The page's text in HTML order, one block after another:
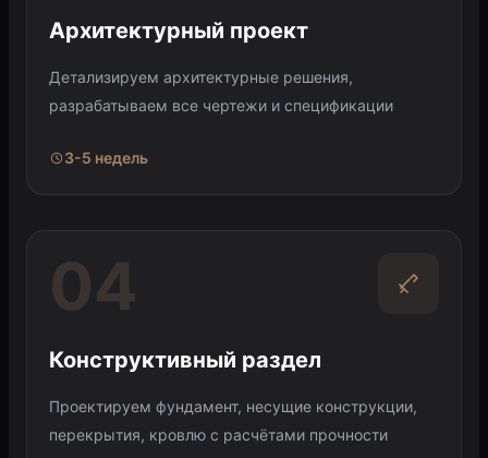
Архитектурный проект
Детализируем архитектурные решения,
разрабатываем все чертежи и спецификации
3-5 недель
04
Конструктивный раздел
Проектируем фундамент, несущие конструкции,
перекрытия, кровлю с расчётами прочности